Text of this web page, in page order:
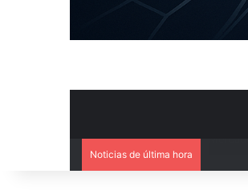
Noticias de última hora